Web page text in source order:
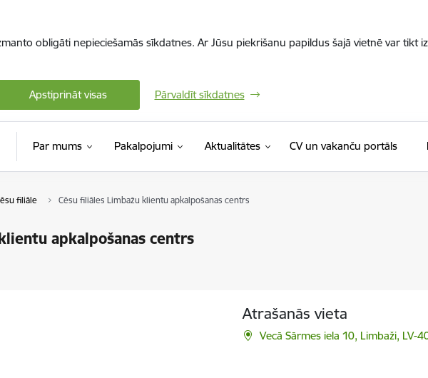
obligāti nepieciešamās sīkdatnes. Ar Jūsu piekrišanu papildus šajā vietnē var tikt
Apstiprināt visas Pārvaldīt sīkdatnes
Par mums Pakalpojumi Aktualitātes CV un vakanču portāls(Ārējā
filiāle Cēsu filiāles Limbažu klientu apkalpošanas centrs
apkalpošanas centrs
Atrašanās vieta
Vecā Sārmes iela 10, Limbaži, LV-